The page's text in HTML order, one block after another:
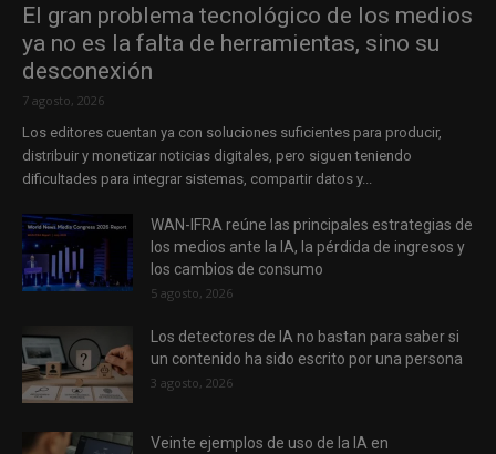
El gran problema tecnológico de los medios
ya no es la falta de herramientas, sino su
desconexión
7 agosto, 2026
Los editores cuentan ya con soluciones suficientes para producir,
distribuir y monetizar noticias digitales, pero siguen teniendo
dificultades para integrar sistemas, compartir datos y...
WAN-IFRA reúne las principales estrategias de
los medios ante la IA, la pérdida de ingresos y
los cambios de consumo
5 agosto, 2026
Los detectores de IA no bastan para saber si
un contenido ha sido escrito por una persona
3 agosto, 2026
Veinte ejemplos de uso de la IA en